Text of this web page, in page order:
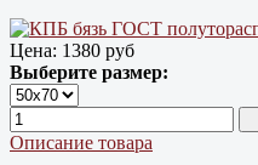
Цена: 1380 руб
Выберите размер:
Описание товара